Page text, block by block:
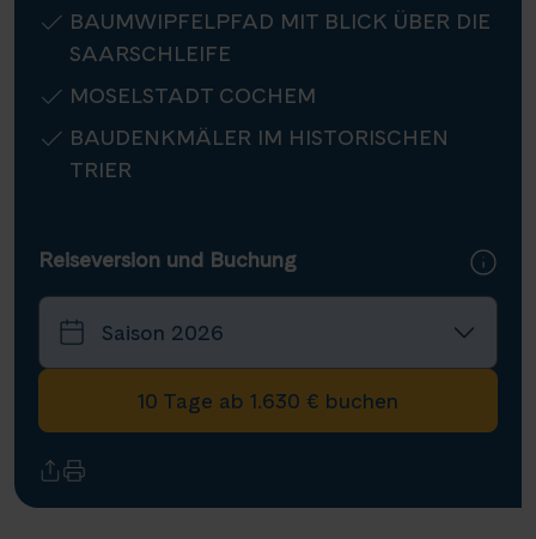
Reisekataloge
Newsletter
Kundenlogin
BAUMWIPFELPFAD MIT BLICK ÜBER DIE
SAARSCHLEIFE
MOSELSTADT COCHEM
BAUDENKMÄLER IM HISTORISCHEN
TRIER
Reiseversion und Buchung
10 Tage ab 1.630 € buchen